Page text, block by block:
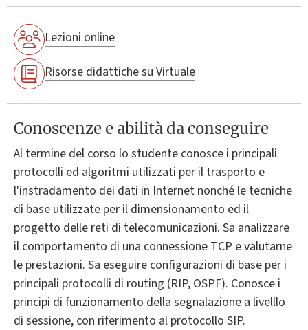
Lezioni online
Risorse didattiche su Virtuale
Conoscenze e abilità da conseguire
Al termine del corso lo studente conosce i principali
protocolli ed algoritmi utilizzati per il trasporto e
l'instradamento dei dati in Internet nonché le tecniche
di base utilizzate per il dimensionamento ed il
progetto delle reti di telecomunicazioni. Sa analizzare
il comportamento di una connessione TCP e valutarne
le prestazioni. Sa eseguire configurazioni di base per i
principali protocolli di routing (RIP, OSPF). Conosce i
principi di funzionamento della segnalazione a livelllo
di sessione, con riferimento al protocollo SIP.